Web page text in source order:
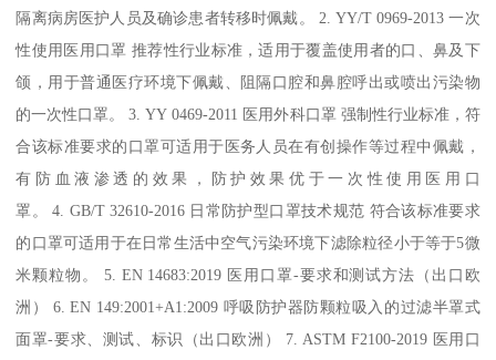
隔离病房医护人员及确诊患者转移时佩戴。 2. YY/T 0969-2013 一次
性使用医用口罩 推荐性行业标准，适用于覆盖使用者的口、鼻及下
颌，用于普通医疗环境下佩戴、阻隔口腔和鼻腔呼出或喷出污染物
的一次性口罩。 3. YY 0469-2011 医用外科口罩 强制性行业标准，符
合该标准要求的口罩可适用于医务人员在有创操作等过程中佩戴，
有防血液渗透的效果，防护效果优于一次性使用医用口
罩。 4. GB/T 32610-2016 日常防护型口罩技术规范 符合该标准要求
的口罩可适用于在日常生活中空气污染环境下滤除粒径小于等于5微
米颗粒物。 5. EN 14683:2019 医用口罩-要求和测试方法（出口欧
洲） 6. EN 149:2001+A1:2009 呼吸防护器防颗粒吸入的过滤半罩式
面罩-要求、测试、标识（出口欧洲） 7. ASTM F2100-2019 医用口